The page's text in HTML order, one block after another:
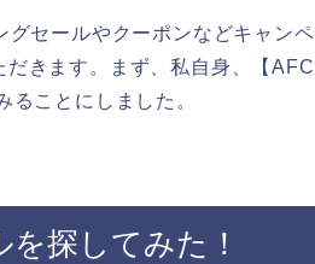
セールやクーポンなどキャンペ
きます。まず、私自身、【AFC
ことにしました。
探してみた！